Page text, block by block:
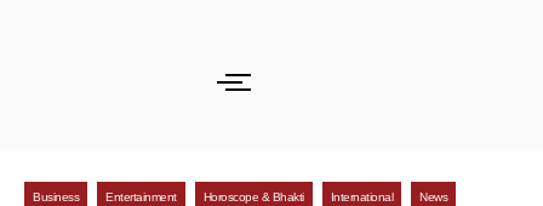
Business Entertainment Horoscope & Bhakti International News